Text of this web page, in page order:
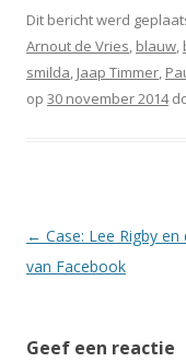
Dit bericht werd
Arnout de Vries, blauw,
smilda, Jaap Timmer,
op 30 november 2014
Berichtnavigatie
← Case: Lee Rigby en
van Facebook
Geef een reactie